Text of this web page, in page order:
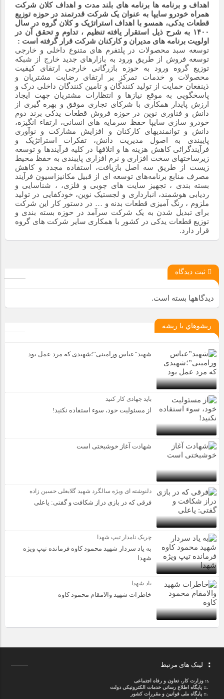
اهداف و برنامه ها برنامه های بلند مدت و اهداف کلان شرکت
همراه خودرو سایپا به عنوان یک شرکت قدرتمند در حوزه توزیع
قطعات یدکی، همسو با اهداف استراتژیک و کلان گروه در سال
۱۴۰۰ به شرح ذیل استقرار یافته تنظیم ، تداوم و تحقق آن در
اولویت برنامه های مدیران و کارکنان شرکت قرار گرفته است :
توسعه سبد محصولات در پلتفرم‌ های متنوع داخلی و خارجی
توسعه فروش از طریق ورود به بازارهای جدید خارج از شبکه
توزیع گروه ورود به حوزه بازرگانی خارجی ارتقای کیفیت
محصولات و خدمات تمرکز بر ارتقای رضایت مشتریان و
ذینفعان حمایت از تولید کنندگان و تامین کنندگان داخلی درک و
پاسخگویی به موقع نیازها و انتظارات مشتریان جهت ایجاد
ارزش پایدار همکاری با شرکای تجاری موفق و بهره گیری از
دانش و فناوری نوین در حوزه فروش قطعات یدکی برند دوم
خودرو سازی سایپا حفظ سرمایه های انسانی، ارتقاء انگیزه،
دانش و توانمندی­های کارکنان و افزایش مشارکت و نوآوری
پایبندی به اصول مدیریت دانش، تفکرات استراتژیک و
فرآیندگرائی کاهش هزینه­ ها و اتلافها در کلیه فرآیندها و توسعه
زیرساختهای سخت افزاری و نرم افزاری پایبندی به حفظ محیط
زیست از طریق سه اصل بازیافت، استفاده مجدد و کاهش
مصرف منابع برنامه‌های توسعه ای از قبیل مکانیزاسیون فرآیند
بسته بندی ، تجهیز سایت های چوبی و فلزی، ، شناسایی و
ردیابی هوشمند، انبارداری و لجستیک نوین، خودکفایی در تولید
ملزوم ، رنگ آمیزی قطعات بدنه و … در دستور کار این شرکت
برای تبدیل شدن به یک شرکت سرآمد در حوزه بسته بندی و
توزیع قطعات یدکی در کشور با همکاری سایر شرکت های گروه
قرار دارد.
ثبت دیدگاه
دیدگاهها بسته است.
ريشوهاي با ريشه
شهید”عباس ورامینی”؛شهیدی که مرد عمل بود
باید جهادی کار کنید
از مسئولیت خود، سوء استفاده نکنید!
شهادت آغاز خوشبختی است
دلنوشته ای ویژه سالگرد شهید گلابعلی حسین زاده
فرقی که در بازی دراز شکافت و گفتی: یاعلی
چریک نامدار تیپ شهدا
به یاد سردار شهید محمود کاوه فرمانده تیپ ویژه
شهدا
یاد شهدا
خاطرات شهید والامقام محمود کاوه‌
لینک های مرتبط
.::وزارت کار، تعاون و رفاه اجتماعی
.::پایگاه اطلاع رسانی خدمات الکترونیکی دولت
.::پایگاه ملی قوانین و مقررات کشور